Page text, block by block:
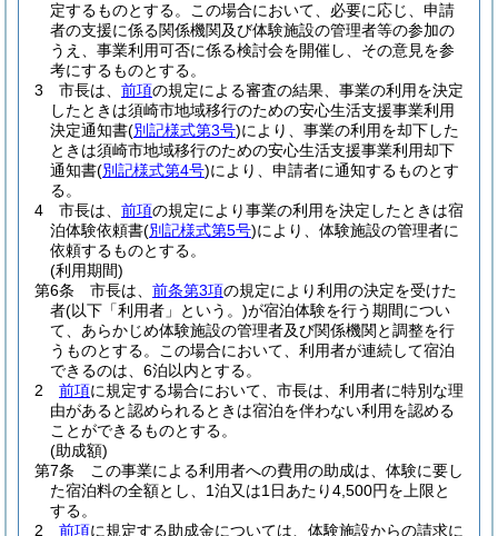
定するものとする。
この場合において、必要に応じ、申請
者の支援に係る関係機関及び体験施設の管理者等の参加の
うえ、事業利用可否に係る検討会を開催し、その意見を参
考にするものとする。
3
市長は、 前項の規定による審査の結果、事業の利用を決定
したときは須崎市地域移行のための安心生活支援事業利用
決定通知書(別記様式第3号)により、事業の利用を却下した
ときは須崎市地域移行のための安心生活支援事業利用却下
通知書(別記様式第4号)により、申請者に通知するものとす
る。
4
市長は、 前項の規定により事業の利用を決定したときは宿
泊体験依頼書(別記様式第5号)により、体験施設の管理者に
依頼するものとする。
(利用期間)
第6条
市長は、 前条第3項の規定により利用の決定を受けた
者(以下「利用者」という。)が宿泊体験を行う期間につい
て、あらかじめ体験施設の管理者及び関係機関と調整を行
うものとする。
この場合において、利用者が連続して宿泊
できるのは、6泊以内とする。
2
前項に規定する場合において、市長は、利用者に特別な理
由があると認められるときは宿泊を伴わない利用を認める
ことができるものとする。
(助成額)
第7条
この事業による利用者への費用の助成は、体験に要し
た宿泊料の全額とし、1泊又は1日あたり4,500円を上限と
する。
2
前項に規定する助成金については、体験施設からの請求に